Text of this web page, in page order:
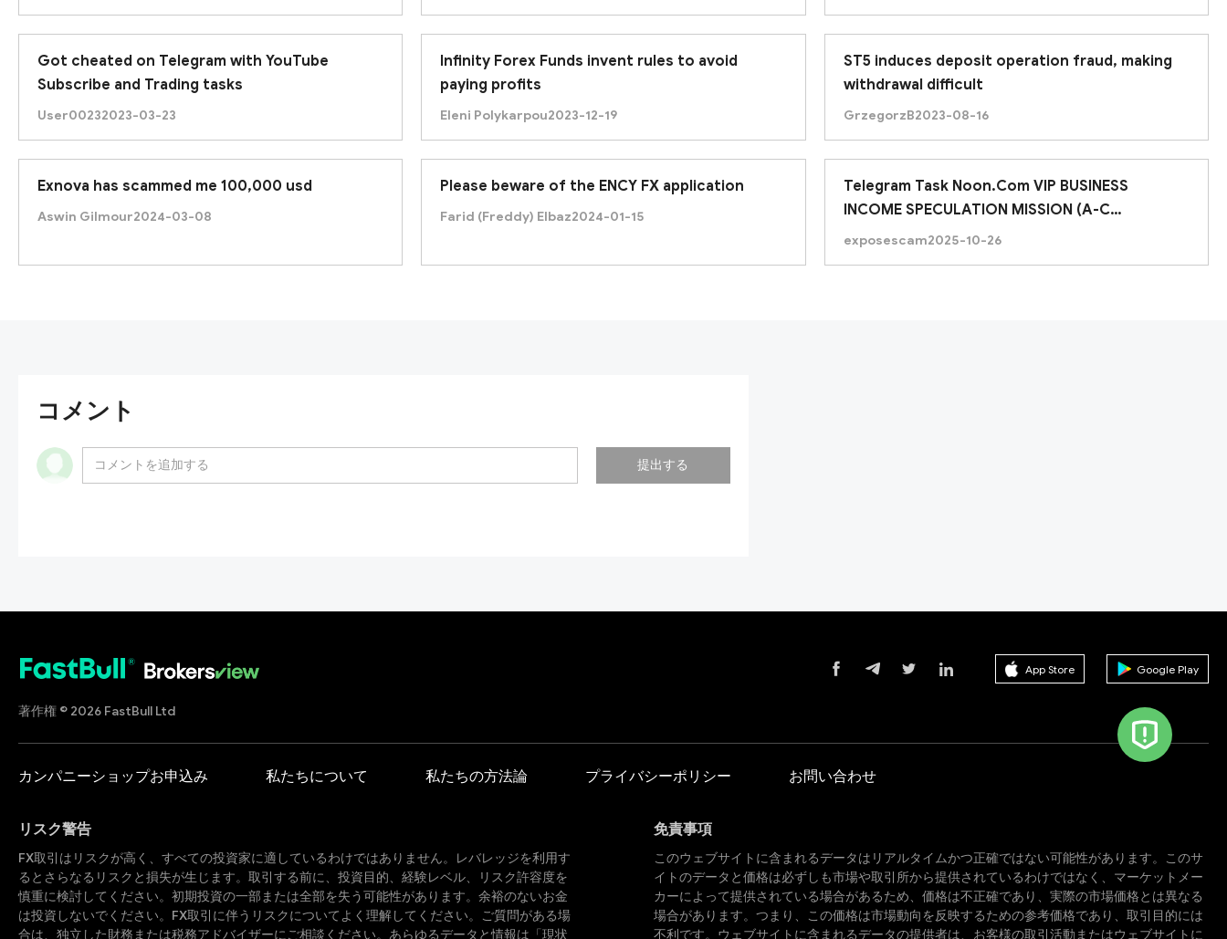
Got cheated on Telegram with YouTube
Subscribe and Trading tasks
User00232023-03-23
Infinity Forex Funds invent rules to avoid
paying profits
Eleni Polykarpou2023-12-19
ST5 induces deposit operation fraud, making
withdrawal difficult
GrzegorzB2023-08-16
Exnova has scammed me 100,000 usd
Aswin Gilmour2024-03-08
Please beware of the ENCY FX application
Farid (Freddy) Elbaz2024-01-15
Telegram Task Noon.Com VIP BUSINESS
INCOME SPECULATION MISSION (A-C
ASSIGNMENTS)
exposescam2025-10-26
コメント
提出する
著作権 © 2026 FastBull Ltd
App Store Google Play
カンパニーショップお申込み 私たちについて 私たちの方法論 プライバシーポリシー お問い合わせ
リスク警告
FX取引はリスクが高く、すべての投資家に適しているわけではありません。レバレッジを利用す
るとさらなるリスクと損失が生じます。取引する前に、投資目的、経験レベル、リスク許容度を
慎重に検討してください。初期投資の一部または全部を失う可能性があります。余裕のないお金
は投資しないでください。FX取引に伴うリスクについてよく理解してください。ご質問がある場
合は、独立した財務または税務アドバイザーにご相談ください。あらゆるデータと情報は「現状
免責事項
このウェブサイトに含まれるデータはリアルタイムかつ正確ではない可能性があります。このサ
イトのデータと価格は必ずしも市場や取引所から提供されているわけではなく、マーケットメー
カーによって提供されている場合があるため、価格は不正確であり、実際の市場価格とは異なる
場合があります。つまり、この価格は市場動向を反映するための参考価格であり、取引目的には
不利です。ウェブサイトに含まれるデータの提供者は、お客様の取引活動またはウェブサイトに